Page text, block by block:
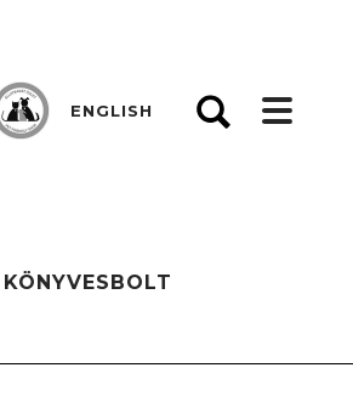
KÖNYVESBOLT
ENGLISH